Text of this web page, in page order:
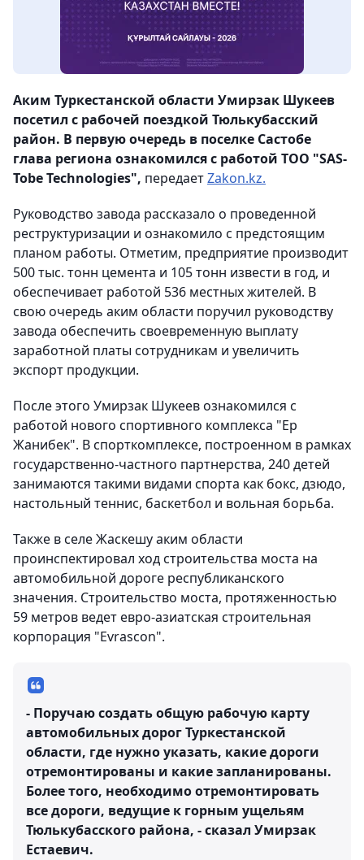
Аким Туркестанской области Умирзак Шукеев
посетил с рабочей поездкой Тюлькубасский
район. В первую очередь в поселке Састобе
глава региона ознакомился с работой ТОО "SAS-
Tobe Technologies", передаетZakon.kz.
Руководство завода рассказало о проведенной
реструктуризации и ознакомило с предстоящим
планом работы. Отметим, предприятие производит
500 тыс. тонн цемента и 105 тонн извести в год, и
обеспечивает работой 536 местных жителей. В
свою очередь аким области поручил руководству
завода обеспечить своевременную выплату
заработной платы сотрудникам и увеличить
экспорт продукции.
После этого Умирзак Шукеев ознакомился с
работой нового спортивного комплекса "Ер
Жанибек". В спорткомплексе, построенном в рамках
государственно-частного партнерства, 240 детей
занимаются такими видами спорта как бокс, дзюдо,
настольный теннис, баскетбол и вольная борьба.
Также в селе Жаскешу аким области
проинспектировал ход строительства моста на
автомобильной дороге республиканского
значения. Строительство моста, протяженностью
59 метров ведет евро-азиатская строительная
корпорация "Evrascon".
- Поручаю создать общую рабочую карту
автомобильных дорог Туркестанской
области, где нужно указать, какие дороги
отремонтированы и какие запланированы.
Более того, необходимо отремонтировать
все дороги, ведущие к горным ущельям
Тюлькубасского района, - сказал Умирзак
Естаевич.